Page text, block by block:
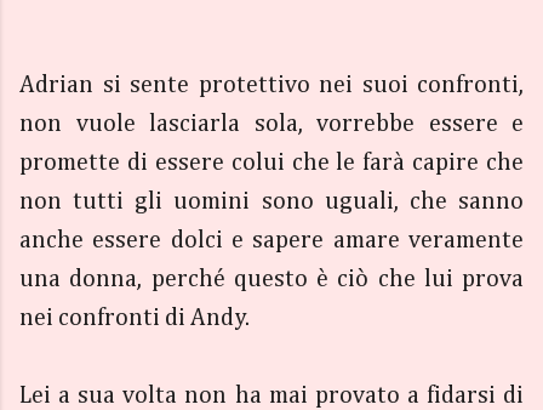
Adrian si sente protettivo nei suoi confronti,
non vuole lasciarla sola, vorrebbe essere e
promette di essere colui che le farà capire che
non tutti gli uomini sono uguali, che sanno
anche essere dolci e sapere amare veramente
una donna, perché questo è ciò che lui prova
nei confronti di Andy.
Lei a sua volta non ha mai provato a fidarsi di